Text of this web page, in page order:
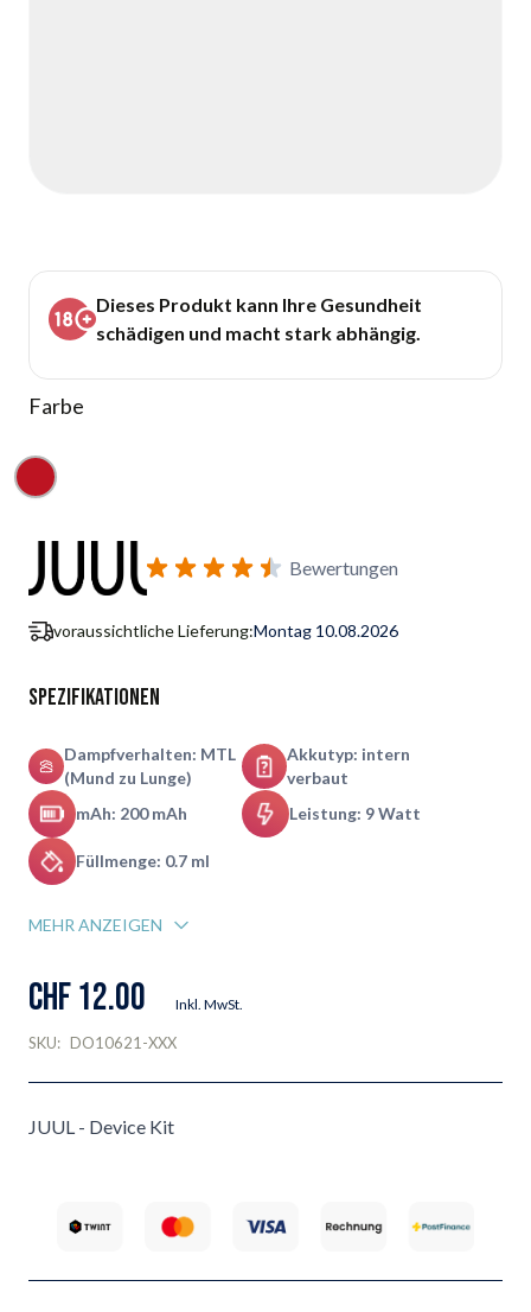
Dieses Produkt kann Ihre Gesundheit
schädigen und macht stark abhängig.
Farbe
Rot
Benachrichtigungsformular für Wiederverfügbarkeit
Bewertungen
voraussichtliche Lieferung:Montag 10.08.2026
Spezifikationen
Dampfverhalten: MTL
(Mund zu Lunge)
Akkutyp: intern
verbaut
mAh: 200 mAh
Leistung: 9 Watt
Füllmenge: 0.7 ml
MEHR ANZEIGEN
CHF 12.00 Inkl. MwSt.
SKU: DO10621-XXX
JUUL - Device Kit